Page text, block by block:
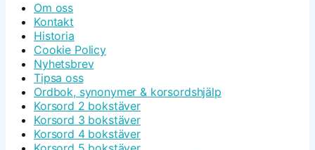
Om oss
Kontakt
Historia
Cookie Policy
Nyhetsbrev
Tipsa oss
Ordbok, synonymer & korsordshjälp
Korsord 2 bokstäver
Korsord 3 bokstäver
Korsord 4 bokstäver